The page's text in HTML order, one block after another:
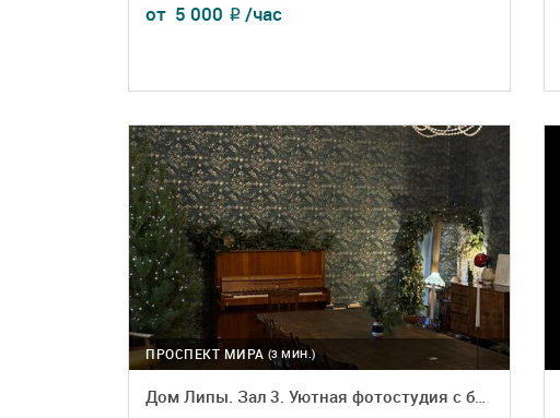
от 5 000 ₽ /час
(3 МИН.)
ПРОСПЕКТ МИРА
Дом Липы. Зал 3. Уютная фотостудия с большими окнами